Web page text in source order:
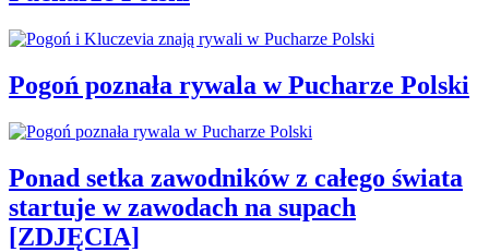
Pogoń poznała rywala w Pucharze Polski
Ponad setka zawodników z całego świata
startuje w zawodach na supach
[ZDJĘCIA]